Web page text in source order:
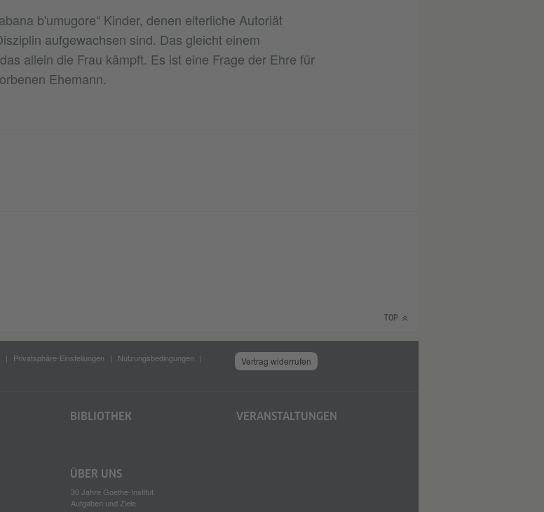
b'umugore“ Kinder, denen elterliche Autoriät
aufgewachsen sind. Das gleicht einem
allein die Frau kämpft. Es ist eine Frage der Ehre für
Ehemann.
TOP
Privatsphäre-Einstellungen
Nutzungsbedingungen
Vertrag widerrufen
BIBLIOTHEK VERANSTALTUNGEN
ÜBER UNS
30 Jahre Goethe-Institut
Aufgaben und Ziele